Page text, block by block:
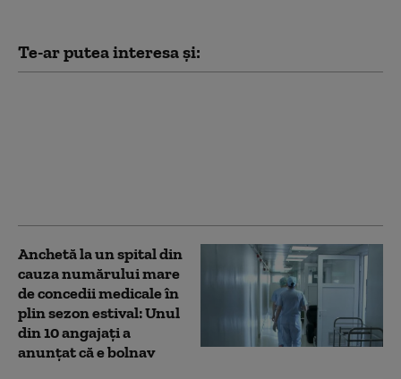
Te-ar putea interesa și:
Anchetă la un spital din
cauza numărului mare
de concedii medicale în
plin sezon estival: Unul
din 10 angajați a
anunțat că e bolnav